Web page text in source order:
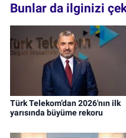
Bunlar da ilginizi
Türk Telekom’dan 2026'nın ilk
yarısında büyüme rekoru